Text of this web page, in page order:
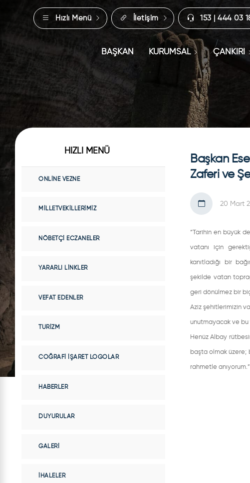
Hızlı Menü İletişim 153 | 444 03
BAŞKAN KURUMSAL ÇANKIRI
Başkan
Zaferi ve
20 Mart
“Tarihin en büyük
vatanı için
kanıtladığı bir
şekilde vatan
geri dönülmez bir
Aziz şehitlerimizin
unutmayacak ve
Henüz Albay
başta olmak üzere;
rahmetle anıyorum.”
HIZLI MENÜ
ONLINE VEZNE
MILLETVEKILLERIMIZ
NÖBETÇI ECZANELER
YARARLI LINKLER
VEFAT EDENLER
TURIZM
COĞRAFI İŞARET LOGOLAR
HABERLER
DUYURULAR
GALERI
İHALELER